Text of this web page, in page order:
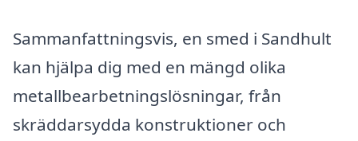
Sammanfattningsvis, en smed i Sandhult
kan hjälpa dig med en mängd olika
metallbearbetningslösningar, från
skräddarsydda konstruktioner och